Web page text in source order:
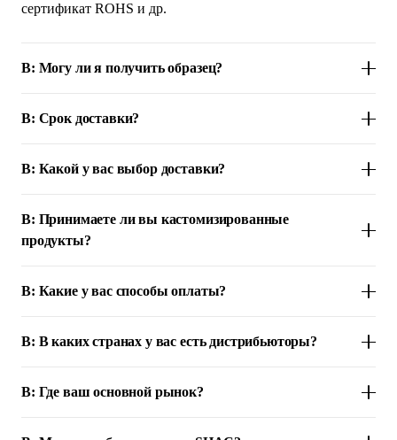
сертификат ROHS и др.
В: Могу ли я получить образец?
В: Срок доставки?
В: Какой у вас выбор доставки?
В: Принимаете ли вы кастомизированные
продукты?
В: Какие у вас способы оплаты?
В: В каких странах у вас есть дистрибьюторы?
В: Где ваш основной рынок?